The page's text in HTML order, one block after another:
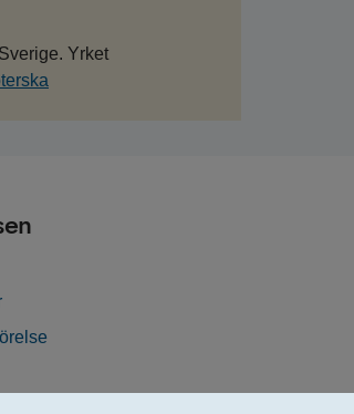
Yrket